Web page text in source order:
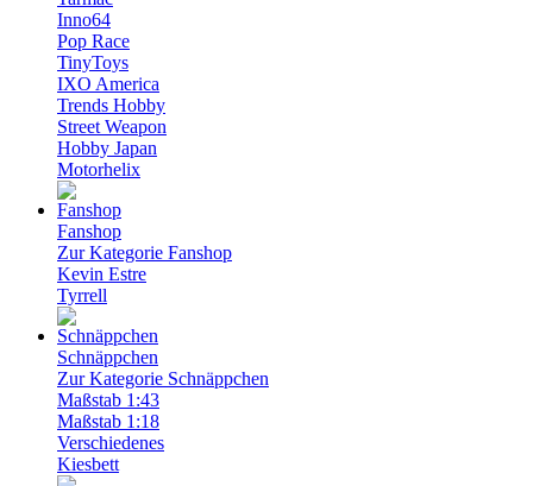
Inno64
Pop Race
TinyToys
IXO America
Trends Hobby
Street Weapon
Hobby Japan
Motorhelix
Fanshop
Zur Kategorie Fanshop
Kevin Estre
Tyrrell
Schnäppchen
Zur Kategorie Schnäppchen
Maßstab 1:43
Maßstab 1:18
Verschiedenes
Kiesbett